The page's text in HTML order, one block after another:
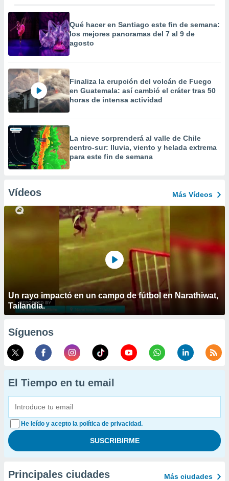
Qué hacer en Santiago este fin de semana:
los mejores panoramas del 7 al 9 de
agosto
Finaliza la erupción del volcán de Fuego
en Guatemala: así cambió el cráter tras 50
horas de intensa actividad
La nieve sorprenderá al valle de Chile
centro-sur: lluvia, viento y helada extrema
para este fin de semana
Vídeos Más Vídeos
Un rayo impactó en un campo de fútbol en Narathiwat,
Tailandia.
Síguenos
El Tiempo en tu email
He leído y acepto la política de privacidad.
Principales ciudades Más ciudades